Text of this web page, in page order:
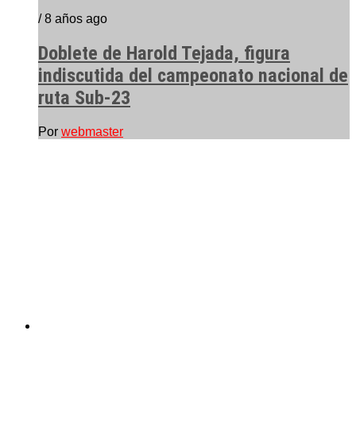
/ 8 años ago
Doblete de Harold Tejada, figura
indiscutida del campeonato nacional de
ruta Sub-23
Por webmaster